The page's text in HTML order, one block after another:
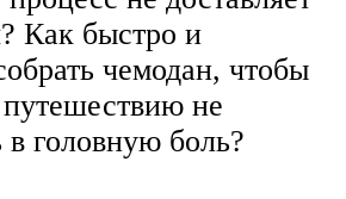
Как быстро и
чемодан, чтобы
путешествию не
в головную боль?